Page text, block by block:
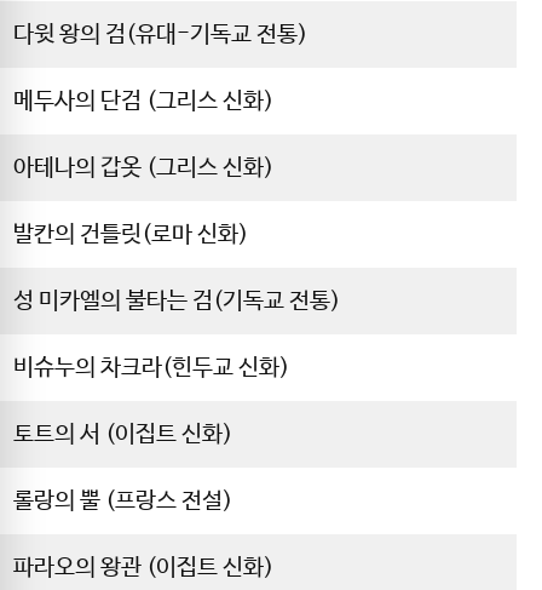
다윗 왕의 검(유대-기독교 전통)
메두사의 단검 (그리스 신화)
아테나의 갑옷 (그리스 신화)
발칸의 건틀릿(로마 신화)
성 미카엘의 불타는 검(기독교 전통)
비슈누의 차크라(힌두교 신화)
토트의 서 (이집트 신화)
롤랑의 뿔 (프랑스 전설)
파라오의 왕관 (이집트 신화)